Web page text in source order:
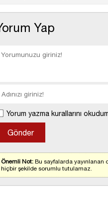
Yap
Yorum yazma kurallarını
Önemli Not: Bu sayfalarda yayınlanan
hiçbir şekilde sorumlu tutulamaz.